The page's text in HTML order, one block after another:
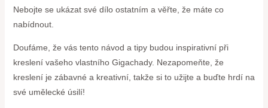
Nebojte se ukázat své dílo ostatním a věřte, že máte co
nabídnout.
Doufáme, že vás tento návod a tipy budou inspirativní při
kreslení vašeho vlastního Gigachady. Nezapomeňte, že
kreslení je zábavné a kreativní, takže si to užijte a buďte hrdí na
své umělecké úsilí!